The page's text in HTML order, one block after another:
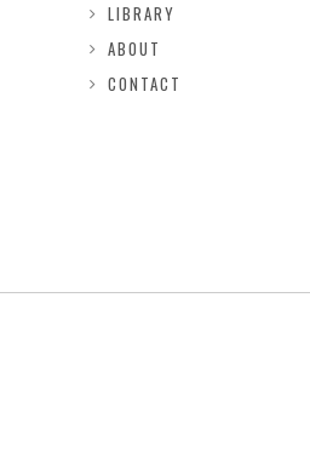
LIBRARY
ABOUT
CONTACT